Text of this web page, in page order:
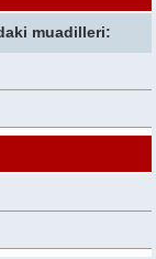
muadilleri: